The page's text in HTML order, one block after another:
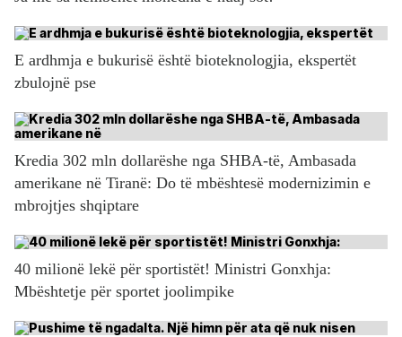
E ardhmja e bukurisë është bioteknologjia, ekspertët
zbulojnë pse
Kredia 302 mln dollarëshe nga SHBA-të, Ambasada
amerikane në Tiranë: Do të mbështesë modernizimin e
mbrojtjes shqiptare
40 milionë lekë për sportistët! Ministri Gonxhja:
Mbështetje për sportet joolimpike